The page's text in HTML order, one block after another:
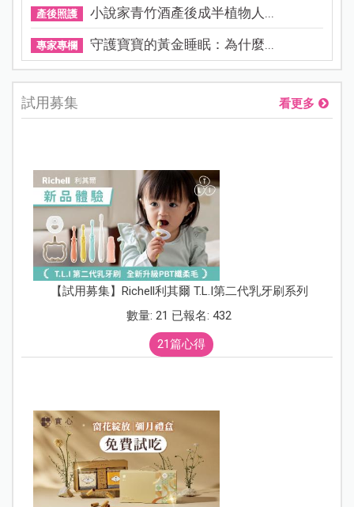
產後照護 小說家青竹酒產後成半植物人...
專家專欄 守護寶寶的黃金睡眠：為什麼...
試用募集 看更多
【試用募集】Richell利其爾 T.L.I第二代乳牙刷系列
數量: 21 已報名: 432
21篇心得